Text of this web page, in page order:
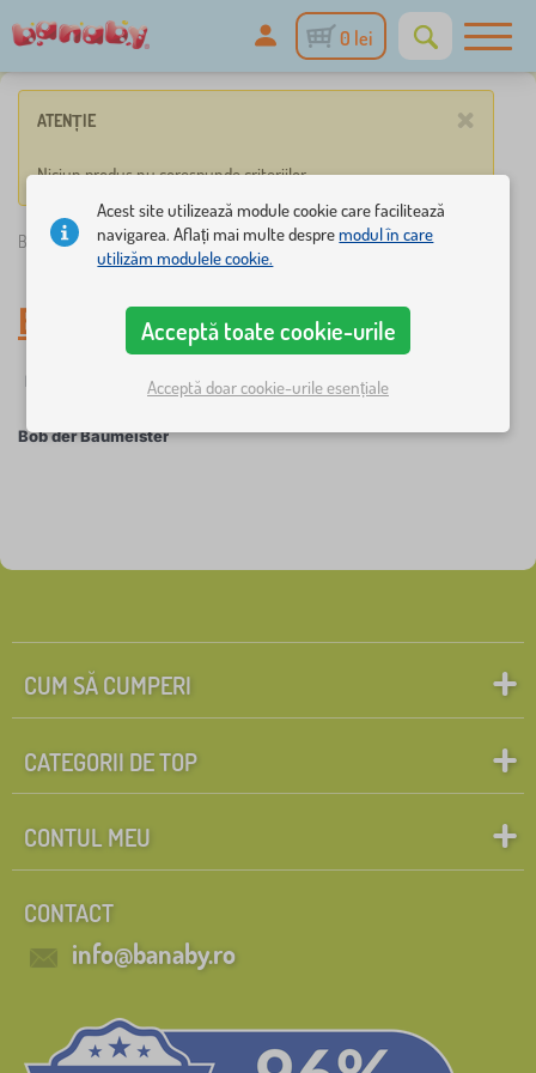
0 lei
×
ATENȚIE
Niciun produs nu corespunde criteriilor.
Banaby.ro »Bob der Baumeister
Bob der Baumeister
Filtrare Personaje de poveste
FILTRARE
Bob der Baumeister
CUM SĂ CUMPERI
CATEGORII DE TOP
CONTUL MEU
CONTACT
info@banaby.ro
Acest site utilizează module cookie care facilitează
navigarea. Aflați mai multe despremodul în care
utilizăm modulele cookie.
Acceptă toate cookie-urile
Acceptă doar cookie-urile esențiale